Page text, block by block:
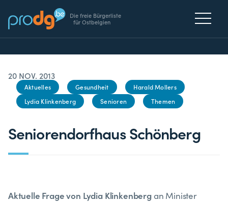
Die freie Bürgerliste
für Ostbelgien
20 NOV. 2013
Aktuelles Gesundheit
Harald Mollers
Lydia Klinkenberg
Senioren Themen
Seniorendorfhaus Schönberg
Aktuelle Frage von Lydia Klinkenbergan Minister